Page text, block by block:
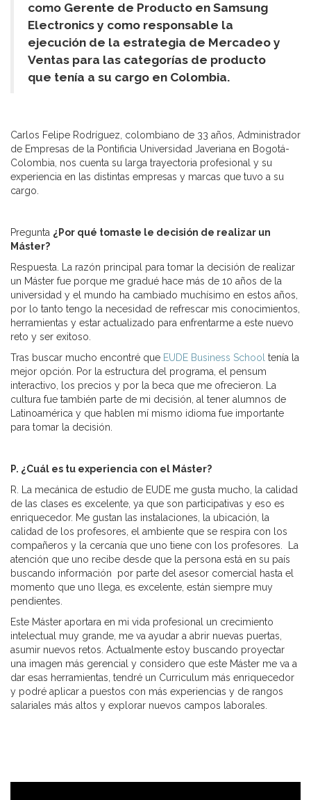
como Gerente de Producto en Samsung
Electronics y como responsable la
ejecución de la estrategia de Mercadeo y
Ventas para las categorías de producto
que tenía a su cargo en Colombia.
Carlos Felipe Rodríguez, colombiano de 33 años, Administrador
de Empresas de la Pontificia Universidad Javeriana en Bogotá-
Colombia, nos cuenta su larga trayectoria profesional y su
experiencia en las distintas empresas y marcas que tuvo a su
cargo.
Pregunta ¿Por qué tomaste le decisión de realizar un
Máster?
Respuesta. La razón principal para tomar la decisión de realizar
un Máster fue porque me gradué hace más de 10 años de la
universidad y el mundo ha cambiado muchísimo en estos años,
por lo tanto tengo la necesidad de refrescar mis conocimientos,
herramientas y estar actualizado para enfrentarme a este nuevo
reto y ser exitoso.
Tras buscar mucho encontré que EUDE Business School tenía la
mejor opción. Por la estructura del programa, el pensum
interactivo, los precios y por la beca que me ofrecieron. La
cultura fue también parte de mi decisión, al tener alumnos de
Latinoamérica y que hablen mí mismo idioma fue importante
para tomar la decisión.
P. ¿Cuál es tu experiencia con el Máster?
R. La mecánica de estudio de EUDE me gusta mucho, la calidad
de las clases es excelente, ya que son participativas y eso es
enriquecedor. Me gustan las instalaciones, la ubicación, la
calidad de los profesores, el ambiente que se respira con los
compañeros y la cercanía que uno tiene con los profesores. La
atención que uno recibe desde que la persona está en su país
buscando información por parte del asesor comercial hasta el
momento que uno llega, es excelente, están siempre muy
pendientes.
Este Máster aportara en mi vida profesional un crecimiento
intelectual muy grande, me va ayudar a abrir nuevas puertas,
asumir nuevos retos. Actualmente estoy buscando proyectar
una imagen más gerencial y considero que este Máster me va a
dar esas herramientas, tendré un Curriculum más enriquecedor
y podré aplicar a puestos con más experiencias y de rangos
salariales más altos y explorar nuevos campos laborales.